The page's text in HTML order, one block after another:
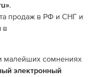
.
продаж в РФ и СНГ и
в
малейших сомнениях
электронный